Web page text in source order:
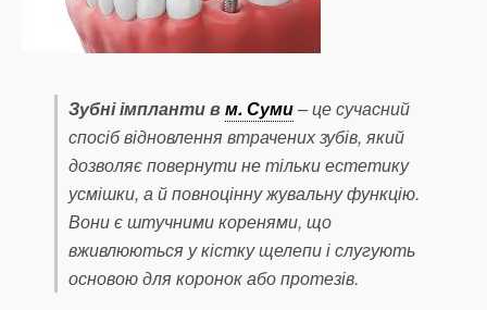
Зубні імпланти вм. Суми– це сучасний
спосіб відновлення втрачених зубів, який
дозволяє повернути не тільки естетику
усмішки, а й повноцінну жувальну функцію.
Вони є штучними коренями, що
вживлюються у кістку щелепи і слугують
основою для коронок або протезів.